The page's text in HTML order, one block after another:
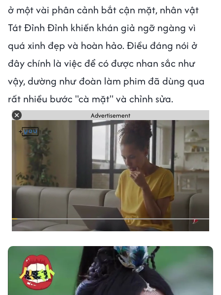
ở một vài phân cảnh bắt cận mặt, nhân vật
Tát Đỉnh Đỉnh khiến khán giả ngỡ ngàng vì
quá xinh đẹp và hoàn hảo. Điều đáng nói ở
đây chính là việc để có được nhan sắc như
vậy, dường như đoàn làm phim đã dùng qua
rất nhiều bước "cà mặt" và chỉnh sửa.
Advertisement